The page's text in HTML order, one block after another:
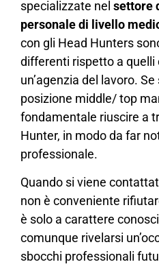
specializzate nel settore
personale di livello
con gli Head Hunters
differenti rispetto a quelli
un’agenzia del lavoro.
posizione middle/ top
fondamentale riuscire a
Hunter, in modo da far
professionale.
Quando si viene
non è conveniente
è solo a carattere
comunque rivelarsi
sbocchi professionali